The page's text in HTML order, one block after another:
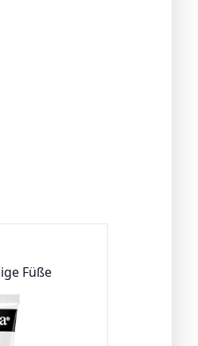
Füße